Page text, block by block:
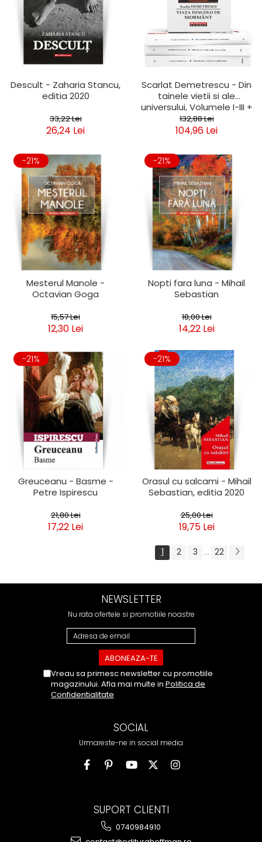
Descult - Zaharia Stancu,
editia 2020
33,22 Lei
26,24 Lei
Scarlat Demetrescu - Din
tainele vietii si ale
universului, Volumele I-III +
Viata dincolo de mormant
132,88 Lei
104,96 Lei
-21%
Mesterul Manole -
Octavian Goga
15,57 Lei
12,30 Lei
-21%
Nopti fara luna - Mihail
Sebastian
18,00 Lei
14,22 Lei
-21%
Greuceanu - Basme -
Petre Ispirescu
21,80 Lei
17,22 Lei
-21%
Orasul cu salcami - Mihail
Sebastian, editia 2020
25,00 Lei
19,75 Lei
1 2 3 ... 22
NEWSLETTER
Nu rata ofertele si promotiile noastre
Vreau sa primesc newsletter cu promotiile
magazinului. Afla mai multe in Politica de
Confidentialitate
SOCIAL
Urmareste-ne in social media
SUPORT CLIENTI
0740984910